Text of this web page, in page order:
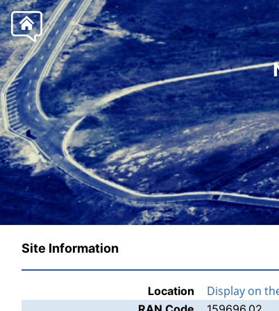
Site Information
Location Display on